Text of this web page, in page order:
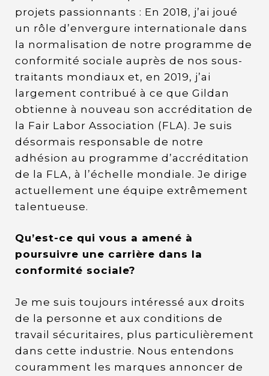
projets passionnants : En 2018, j’ai joué
un rôle d’envergure internationale dans
la normalisation de notre programme de
conformité sociale auprès de nos sous-
traitants mondiaux et, en 2019, j’ai
largement contribué à ce que Gildan
obtienne à nouveau son accréditation de
la Fair Labor Association (FLA). Je suis
désormais responsable de notre
adhésion au programme d’accréditation
de la FLA, à l’échelle mondiale. Je dirige
actuellement une équipe extrêmement
talentueuse.
Qu’est-ce qui vous a amené à
poursuivre une carrière dans la
conformité sociale?
Je me suis toujours intéressé aux droits
de la personne et aux conditions de
travail sécuritaires, plus particulièrement
dans cette industrie. Nous entendons
couramment les marques annoncer de